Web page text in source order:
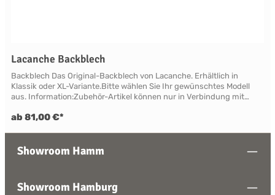
Lacanche Backblech
Backblech Das Original-Backblech von Lacanche. Erhältlich in
Klassik oder XL-Variante.Bitte wählen Sie Ihr gewünschtes Modell
aus. Information:Zubehör-Artikel können nur in Verbindung mit
ab 81,00 €*
Showroom Hamm
Showroom Hamburg